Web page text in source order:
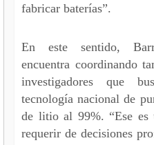
fabricar baterías”.
En este sentido,
encuentra coordinando
investigadores que
tecnología nacional de
de litio al 99%. “Ese es
requerir de decisiones